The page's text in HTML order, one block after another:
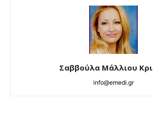
Σαββούλα Μάλλιου
info@emedi.gr